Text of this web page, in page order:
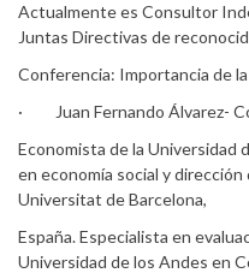
Actualmente es Consultor
Juntas Directivas de
Conferencia: Importancia de
· Juan Fernando Álvarez-
Economista de la Universidad
en economía social y
Universitat de Barcelona,
España. Especialista en
Universidad de los Andes en